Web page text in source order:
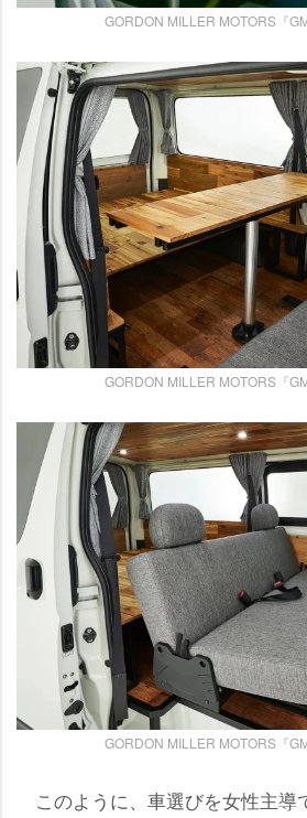
GORDON MILLER MOTORS『
GORDON MILLER MOTORS『
GORDON MILLER MOTORS『
このように、車選びを女性主導